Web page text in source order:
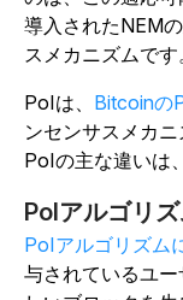
導入されたNEM
スメカニズムです
PoIは、 Bitcoinの
ンセンサスメカ
PoIの主な違いは
PoIアルゴリ
PoIアルゴリズム
与されているユ